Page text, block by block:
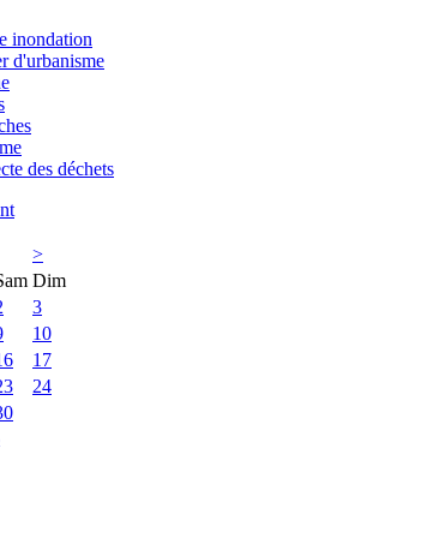
inondation
d'urbanisme
des déchets
>
Dim
3
10
17
24